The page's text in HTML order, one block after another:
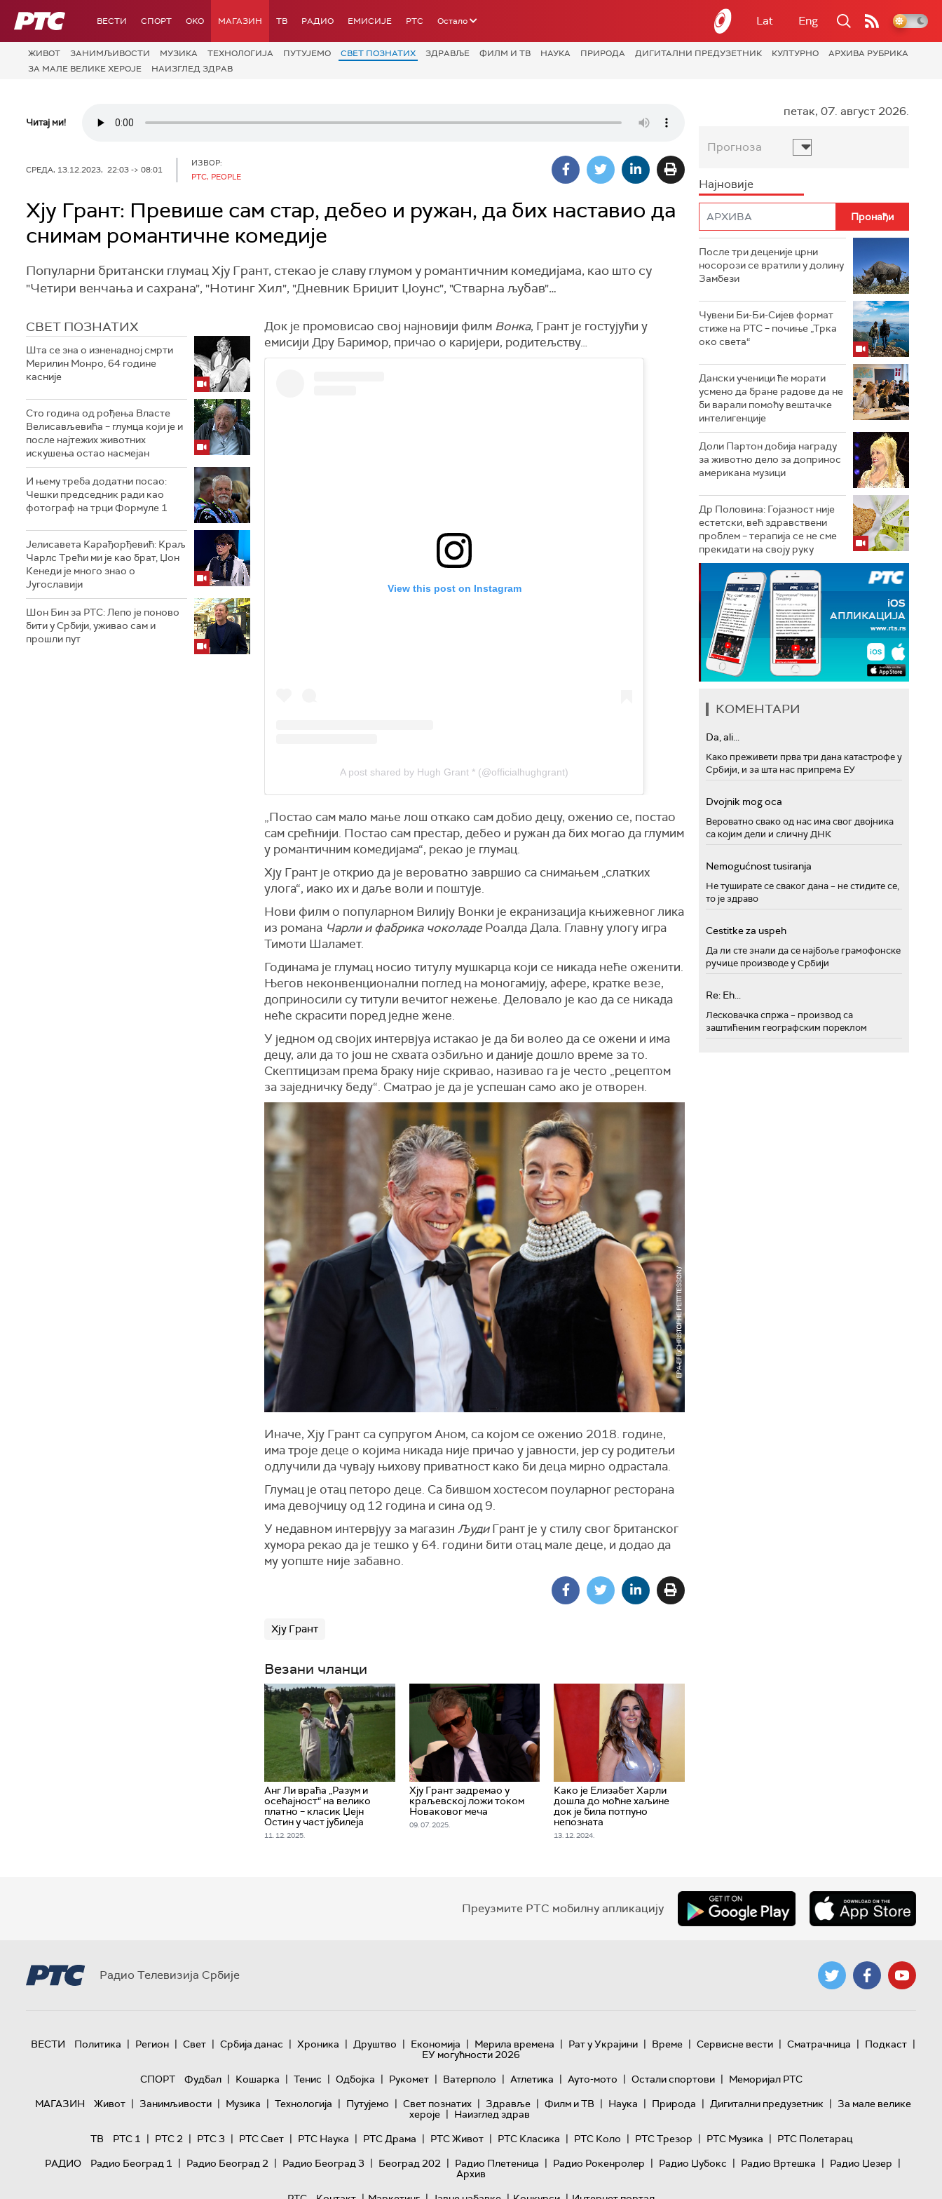
РТС ВЕСТИ СПОРТ OKO МАГАЗИН ТВ РАДИО ЕМИСИЈЕ РТС Остало Lat Eng
ЖИВОТ ЗАНИМЉИВОСТИ МУЗИКА ТЕХНОЛОГИЈA ПУТУЈЕМО СВЕТ ПОЗНАТИХ ЗДРАВЉЕ ФИЛМ И ТВ НАУКА ПРИРОДА ДИГИТАЛНИ ПРЕДУЗЕТНИК КУЛТУРНО
АРХИВА РУБРИКА
ЗА МАЛЕ ВЕЛИКЕ ХЕРОЈЕ
НАИЗГЛЕД ЗДРАВ
Читај ми!
СРЕДА, 13.12.2023, 22:03 -> 08:01
ИЗВОР:
РТС, PEOPLE
Хју Грант: Превише сам стар, дебео и ружан, да бих наставио да
снимам романтичне комедије
Популарни британски глумац Хју Грант, стекао је славу глумом у романтичним комедијама, као што су
"Четири венчања и сахрана", "Нотинг Хил", "Дневник Бриџит Џоунс", "Стварна љубав"…
СВЕТ ПОЗНАТИХ
Шта се зна о изненадној смрти
Мерилин Монро, 64 године
касније
Сто година од рођења Власте
Велисављевића – глумца који је и
после најтежих животних
искушења остао насмејан
И њему треба додатни посао:
Чешки председник ради као
фотограф на трци Формуле 1
Јелисавета Карађорђевић: Краљ
Чарлс Трећи ми је као брат, Џон
Кенеди је много знао о
Југославији
Шон Бин за РТС: Лепо је поново
бити у Србији, уживао сам и
прошли пут
Док је промовисао свој најновији филм Вонка, Грант је гостујући у
емисији Дру Баримор, причао о каријери, родитељству…
View this post on Instagram
A post shared by Hugh Grant * (@officialhughgrant)
„Постао сам мало мање лош откако самдобио децу, оженио се, постао
сам срећнији. Постао сам престар, дебео и ружан да бих могао да глумим
у романтичним комедијама“, рекао је глумац.
Хју Грант је открио да је вероватно завршио са снимањем „слатких
улога“, иако их и даље воли и поштује.
Нови филм о популарном Вилију Вонки је екранизација књижевног лика
из романа Чарли и фабрика чоколадеРоалда Дала. Главну улогу игра
Тимоти Шаламет.
Годинама је глумац носио титулу мушкарца који се никада неће оженити.
Његов неконвенционални поглед на моногамију, афере, кратке везе,
доприносили су титули вечитог нежење. Деловало је као да се никада
неће скрасити поред једне жене.
У једном од својих интервјуа истакао је да би волео да се ожени и има
децу, али да то још не схвата озбиљно и даније дошло време за то.
Скептицизам према браку није скривао, називао га је често „рецептом
за заједничку беду“. Сматрао је да је успешан само ако је отворен.
Иначе, Хју Грант са супругом Аном, са којом се оженио 2018. године,
има троје деце о којима никада није причао у јавности, јер су родитељи
одлучили да чувају њихову приватност како би деца мирно одрастала.
Глумац је отац петоро деце. Са бившом хостесом поуларног ресторана
има девојчицу од 12 година и сина од 9.
У недавном интервјуу за магазин ЉудиГрант је у стилу свог британског
хумора рекао да је тешко у 64. години бити отац мале деце, и додао да
му уопште није забавно.
Хју Грант
Везани чланци
Анг Ли враћа „Разум и
осећајност“ на велико
платно – класик Џејн
Остин у част јубилеја
11. 12. 2025.
Хју Грант задремао у
краљевској ложи током
Новаковог меча
09. 07. 2025.
Како је Елизабет Харли
дошла до моћне хаљине
док је била потпуно
непозната
13. 12. 2024.
петак, 07. август 2026.
Прогноза
Најновије
После три деценије црни
носорози се вратили у долину
Замбези
Чувени Би-Би-Сијев формат
стиже на РТС – почиње „Трка
око света“
Дански ученици ће морати
усмено да бране радове да не
би варали помоћу вештачке
интелигенције
Доли Партон добија награду
за животно дело за допринос
американа музици
Др Половина: Гојазност није
естетски, већ здравствени
проблем – терапија се не сме
прекидати на своју руку
КОМЕНТАРИ
Da, ali...
Како преживети прва три дана катастрофе у
Србији, и за шта нас припрема ЕУ
Dvojnik mog oca
Вероватно свако од нас има свог двојника
са којим дели и сличну ДНК
Nemogućnost tusiranja
Не туширате се сваког дана – не стидите се,
то је здраво
Cestitke za uspeh
Да ли сте знали да се најбоље грамофонске
ручице производе у Србији
Re: Eh...
Лесковачка спржа – производ са
заштићеним географским пореклом
Преузмите РТС мобилну апликацију
Радио Телевизија Србије
ВЕСТИ Политика | Регион | Свет | Србија данас | Хроника | Друштво | Економија | Мерила времена | Рат у Украјини | Време | Сервисне вести | Сматрачница | Подкаст |
ЕУ могућности 2026
СПОРТ
Фудбал | Кошарка | Тенис | Одбојка | Рукомет | Ватерполо | Атлетика | Ауто-мото | Остали спортови | Меморијал РТС
МАГАЗИН
Живот | Занимљивости | Музика | Технологијa | Путујемо | Свет познатих | Здравље | Филм и ТВ | Наука | Природа | Дигитални предузетник | За мале велике
хероје | Наизглед здрав
ТВ
РТС 1 | РТС 2 | РТС 3 | РТС Свет | РТС Наука | РТС Драма | РТС Живот | РТС Класика | РТС Коло | РТС Трезор | РТС Музика | РТС Полетарац
РАДИО
Радио Београд 1 | Радио Београд 2 | Радио Београд 3 | Београд 202 | Радио Плетеница | Радио Рокенролер | Радио Џубокс | Радио Вртешка | Радио Џезер |
Архив